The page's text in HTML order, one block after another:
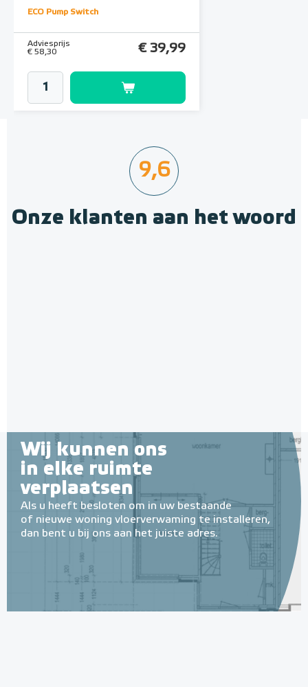
ECO Pump Switch
Adviesprijs
€ 58,30
€ 39,99
Geïsoleerde Noppenplaten
9,6
Onze klanten aan het woord
Wij kunnen ons
in elke ruimte
verplaatsen
Als u heeft besloten om in uw bestaande
of nieuwe woning vloerverwaming te installeren,
dan bent u bij ons aan het juiste adres.